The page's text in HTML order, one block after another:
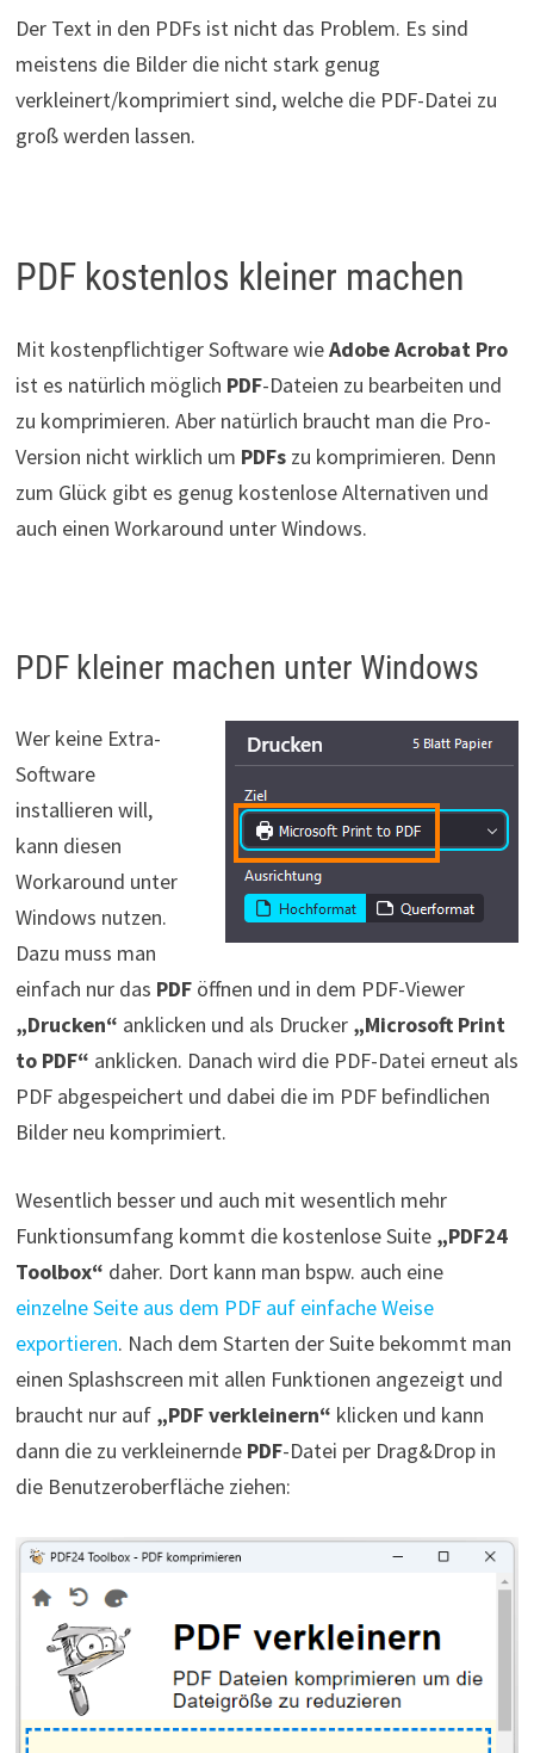
Der Text in den PDFs ist nicht das Problem. Es sind
meistens die Bilder die nicht stark genug
verkleinert/komprimiert sind, welche die PDF-Datei zu
groß werden lassen.
PDF kostenlos kleiner machen
Mit kostenpflichtiger Software wieAdobe Acrobat Pro
ist es natürlich möglich PDF-Dateien zu bearbeiten und
zu komprimieren. Aber natürlich braucht man die Pro-
Version nicht wirklich um PDFszu komprimieren. Denn
zum Glück gibt es genug kostenlose Alternativen und
auch einen Workaround unter Windows.
PDF kleiner machen unter Windows
Wer keine Extra-
Software
installieren will,
kann diesen
Workaround unter
Windows nutzen.
Dazu muss man
einfach nur das PDFöffnen und in dem PDF-Viewer
„Drucken“ anklicken und als Drucker „Microsoft Print
to PDF“ anklicken. Danach wird die PDF-Datei erneut als
PDF abgespeichert und dabei die im PDF befindlichen
Bilder neu komprimiert.
Wesentlich besser und auch mit wesentlich mehr
Funktionsumfang kommt die kostenlose Suite „PDF24
Toolbox“ daher. Dort kann man bspw. auch eine
einzelne Seite aus dem PDF auf einfache Weise
exportieren. Nach dem Starten der Suite bekommt man
einen Splashscreen mit allen Funktionen angezeigt und
braucht nur auf„PDF verkleinern“ klicken und kann
dann die zu verkleinernde PDF-Datei per Drag&Drop in
die Benutzeroberfläche ziehen: